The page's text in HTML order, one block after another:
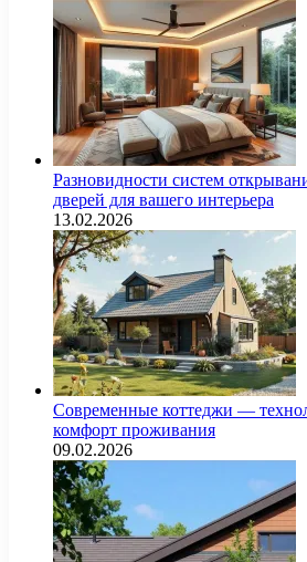
Разновидности систем
дверей для вашего интерьера
13.02.2026
Современные коттеджи —
комфорт проживания
09.02.2026